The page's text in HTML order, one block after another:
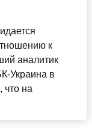
к
аналитик
Украина в
что на